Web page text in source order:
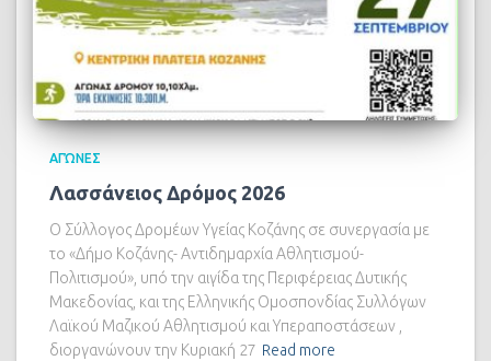
ΑΓΏΝΕΣ
Λασσάνειος Δρόμος 2026
Ο Σύλλογος Δρομέων Υγείας Κοζάνης σε συνεργασία με
το «Δήμο Κοζάνης- Αντιδημαρχία Αθλητισμού-
Πολιτισμού», υπό την αιγίδα της Περιφέρειας Δυτικής
Μακεδονίας, και της Ελληνικής Ομοσπονδίας Συλλόγων
Λαϊκού Μαζικού Αθλητισμού και Υπεραποστάσεων ,
διοργανώνουν την Κυριακή 27 Read more